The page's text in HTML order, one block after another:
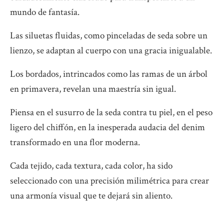
mundo de fantasía.
Las siluetas fluidas, como pinceladas de seda sobre un
lienzo, se adaptan al cuerpo con una gracia inigualable.
Los bordados, intrincados como las ramas de un árbol
en primavera, revelan una maestría sin igual.
Piensa en el susurro de la seda contra tu piel, en el peso
ligero del chiffón, en la inesperada audacia del denim
transformado en una flor moderna.
Cada tejido, cada textura, cada color, ha sido
seleccionado con una precisión milimétrica para crear
una armonía visual que te dejará sin aliento.